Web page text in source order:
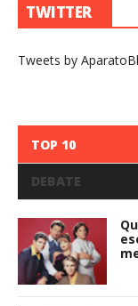
TWITTER
Tweets by
TOP 10
DEBATE